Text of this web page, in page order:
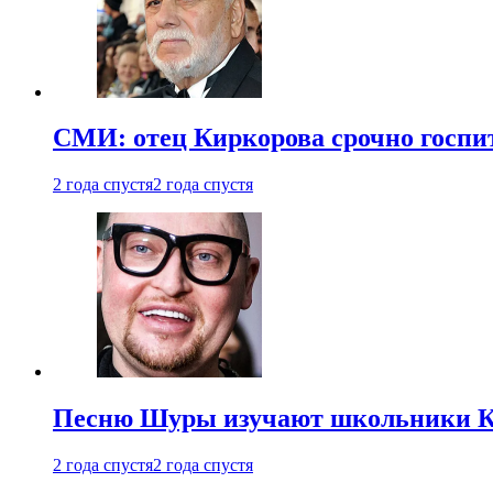
СМИ: отец Киркорова срочно
2 года спустя2 года спустя
Песню Шуры изучают школьники
2 года спустя2 года спустя